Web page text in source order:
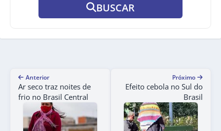
BUSCAR
Anterior
Ar seco traz noites de
frio no Brasil Central
Próximo
Efeito cebola no Sul do
Brasil